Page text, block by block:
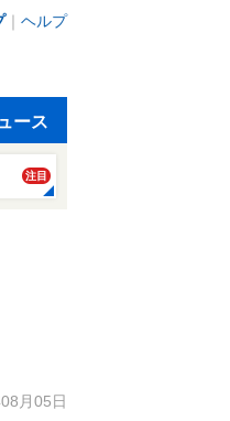
｜ ヘルプ
ース
注目
月05日